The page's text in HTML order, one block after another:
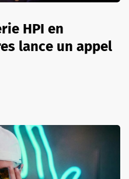
HPI en
lance un appel